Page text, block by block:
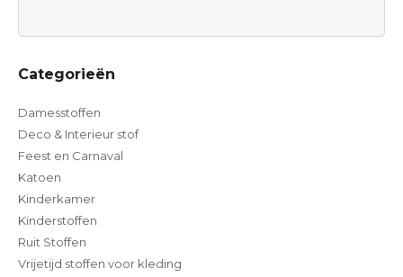
Categorieën
Damesstoffen
Deco & Interieur stof
Feest en Carnaval
Katoen
Kinderkamer
Kinderstoffen
Ruit Stoffen
Vrijetijd stoffen voor kleding